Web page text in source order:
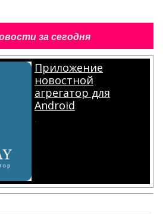
за сегодня
Приложение
новостной
агрегатор для
Android
.